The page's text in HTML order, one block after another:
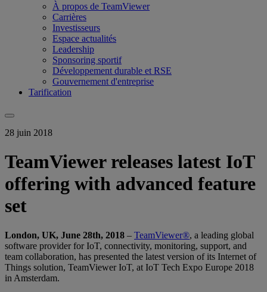
À propos de TeamViewer
Carrières
Investisseurs
Espace actualités
Leadership
Sponsoring sportif
Développement durable et RSE
Gouvernement d'entreprise
Tarification
28 juin 2018
TeamViewer releases latest IoT
offering with advanced feature
set
London, UK, June 28th, 2018 – TeamViewer®, a leading global
software provider for IoT, connectivity, monitoring, support, and
team collaboration, has presented the latest version of its Internet of
Things solution, TeamViewer IoT, at IoT Tech Expo Europe 2018
in Amsterdam.